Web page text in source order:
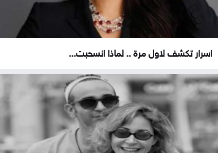
اسرار تكشف لاول مرة .. لماذا انسحبت...